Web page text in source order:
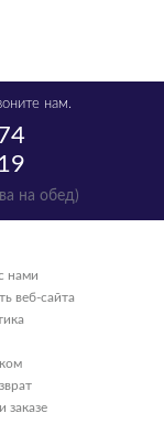
на обед)
нам.
нами
веб-сайта
заказе